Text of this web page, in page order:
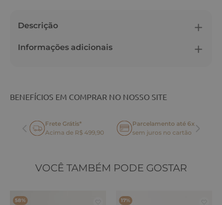
Descrição
Informações adicionais
BENEFÍCIOS EM COMPRAR NO NOSSO SITE
Frete Grátis*
Acima de R$ 499,90
Parcelamento até 6x
sem juros no cartão
VOCÊ TAMBÉM PODE GOSTAR
58% 17%